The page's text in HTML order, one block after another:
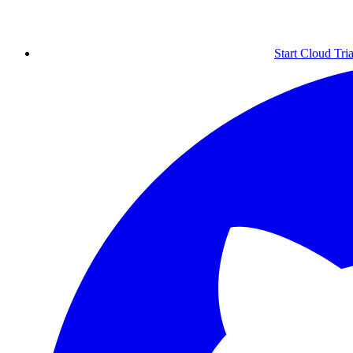
Start Cloud